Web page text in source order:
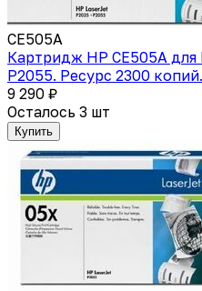
CE505A
Картридж HP CE505A
P2055. Ресурс 2300 копий.
9 290 ₽
Осталось 3 шт
Купить